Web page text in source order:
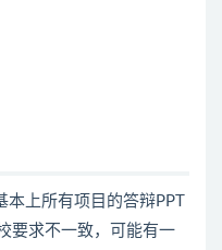
本上所有项目的答辩PPT
要求不一致，可能有一